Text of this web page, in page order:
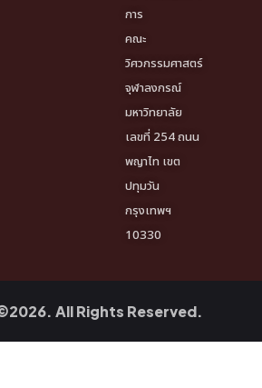
การ
คณะ
วิศวกรรมศาสตร์
จุฬาลงกรณ์
มหาวิทยาลัย
เลขที่ 254 ถนน
พญาไท เขต
ปทุมวัน
กรุงเทพฯ
10330
All Rights Reserved.